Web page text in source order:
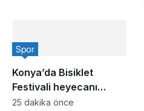
Konya’da Bisiklet
Festivali heyecanı
başladı
Spor
25 dakika önce